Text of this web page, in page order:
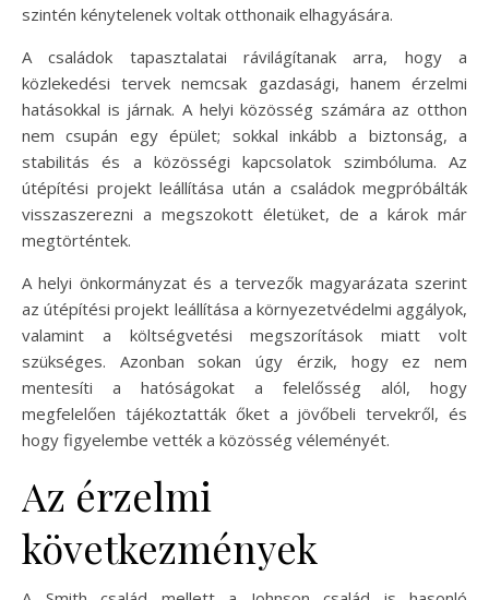
szintén kénytelenek voltak otthonaik elhagyására.
A családok tapasztalatai rávilágítanak arra, hogy a
közlekedési tervek nemcsak gazdasági, hanem érzelmi
hatásokkal is járnak. A helyi közösség számára az otthon
nem csupán egy épület; sokkal inkább a biztonság, a
stabilitás és a közösségi kapcsolatok szimbóluma. Az
útépítési projekt leállítása után a családok megpróbálták
visszaszerezni a megszokott életüket, de a károk már
megtörténtek.
A helyi önkormányzat és a tervezők magyarázata szerint
az útépítési projekt leállítása a környezetvédelmi aggályok,
valamint a költségvetési megszorítások miatt volt
szükséges. Azonban sokan úgy érzik, hogy ez nem
mentesíti a hatóságokat a felelősség alól, hogy
megfelelően tájékoztatták őket a jövőbeli tervekről, és
hogy figyelembe vették a közösség véleményét.
Az érzelmi
következmények